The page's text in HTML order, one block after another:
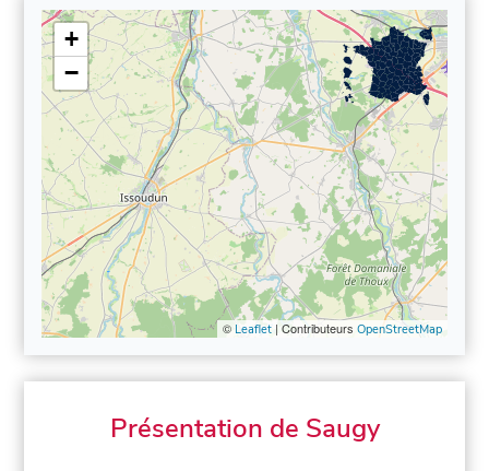
+
−
© Leaflet| Contributeurs OpenStreetMap
Présentation de Saugy